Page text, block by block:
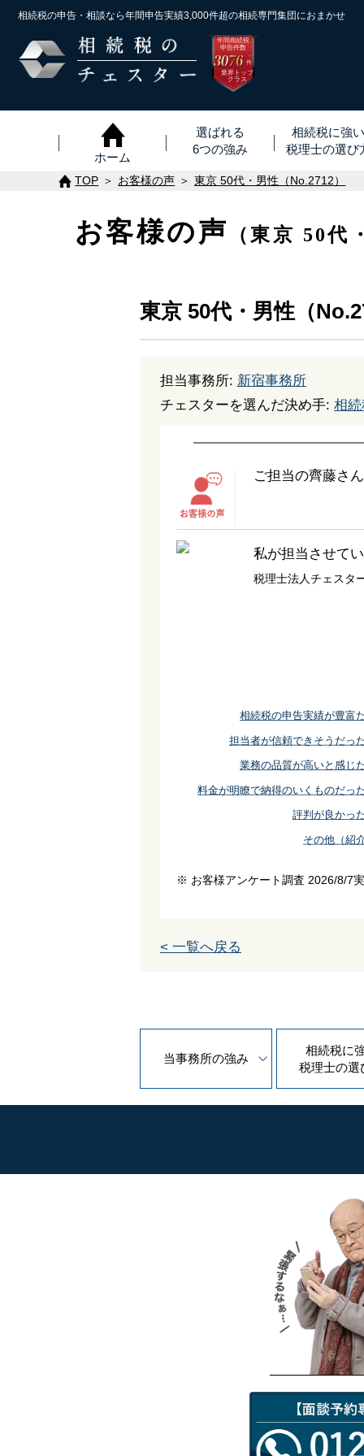
相続税の申告・相談なら年間申告実績3,000件超の相続専門集団におまかせ
年間相続税
申告件数
3076 ※
件
業界トップ
クラス
ホーム
選ばれる
6つの強み
相続税に強
税理士の選び
TOP お客様の声 東京 50代・男性（No.2712）
お客様の声 （東京 50代
東京 50代・男性（
担当事務所: 新宿事務所
チェスターを選んだ決め手: 相
ご担当の齊藤さ
私が担当させて
税理士法人チェスタ
相続税の申告実績が豊富
担当者が信頼できそうだっ
業務の品質が高いと感じ
料金が明瞭で納得のいくものだっ
評判が良かっ
その他（紹
※ お客様アンケート調査 2026/8/7
< 一覧へ戻る
当事務所の強み
相続税に
税理士の選